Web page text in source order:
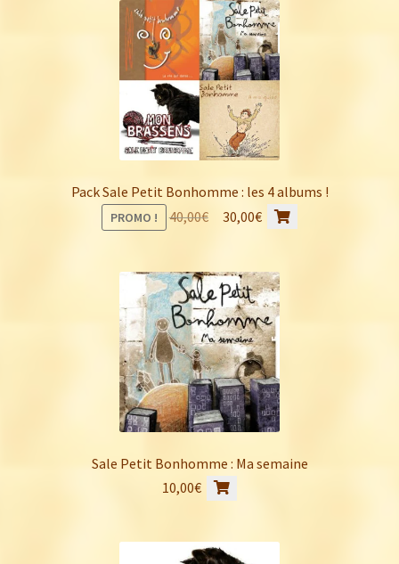
Pack Sale Petit Bonhomme : les 4 albums !
PROMO ! 40,00€
Le
était :
40,00€.
30,00€ Le
est :
30,00€.
Sale Petit Bonhomme : Ma semaine
10,00€